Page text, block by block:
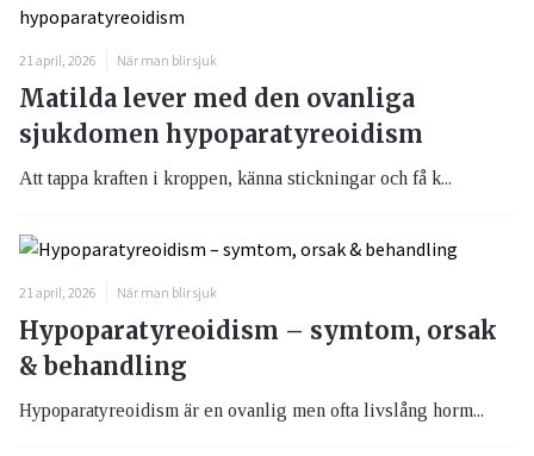
21 april, 2026 När man blir sjuk
Matilda lever med den ovanliga
sjukdomen hypoparatyreoidism
Att tappa kraften i kroppen, känna stickningar och få k...
21 april, 2026 När man blir sjuk
Hypoparatyreoidism – symtom, orsak
& behandling
Hypoparatyreoidism är en ovanlig men ofta livslång horm...